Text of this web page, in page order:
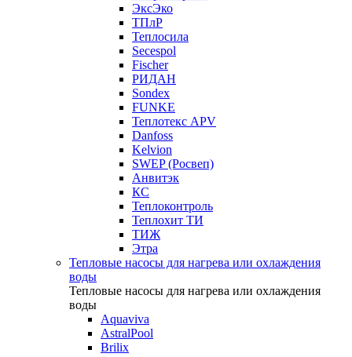
ЭксЭко
ТПлР
Теплосила
Secespol
Fischer
РИДАН
Sondex
FUNKE
Теплотекс APV
Danfoss
Kelvion
SWEP (Росвеп)
Анвитэк
КС
Теплоконтроль
Теплохит ТИ
ТИЖ
Этра
Тепловые насосы для нагрева или охлаждения
воды
Тепловые насосы для нагрева или охлаждения
воды
Aquaviva
AstralPool
Brilix